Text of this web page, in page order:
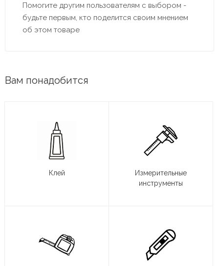
Помогите другим пользователям с выбором -
будьте первым, кто поделится своим мнением
об этом товаре
Вам понадобится
Клей
Измерительные
инструменты